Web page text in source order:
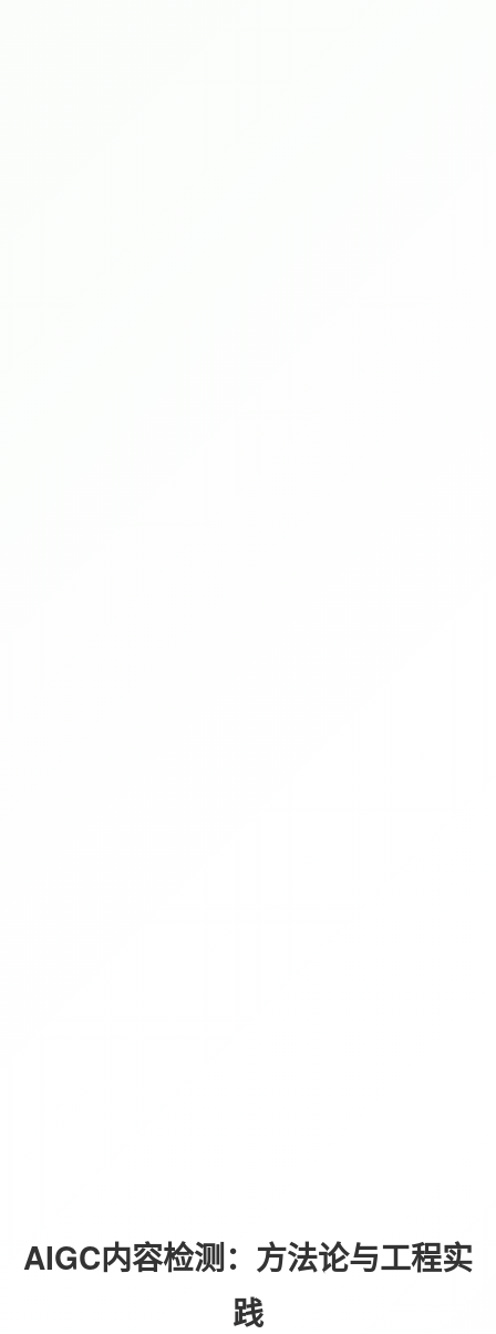
AIGC内容检测：方法论与工程实
践